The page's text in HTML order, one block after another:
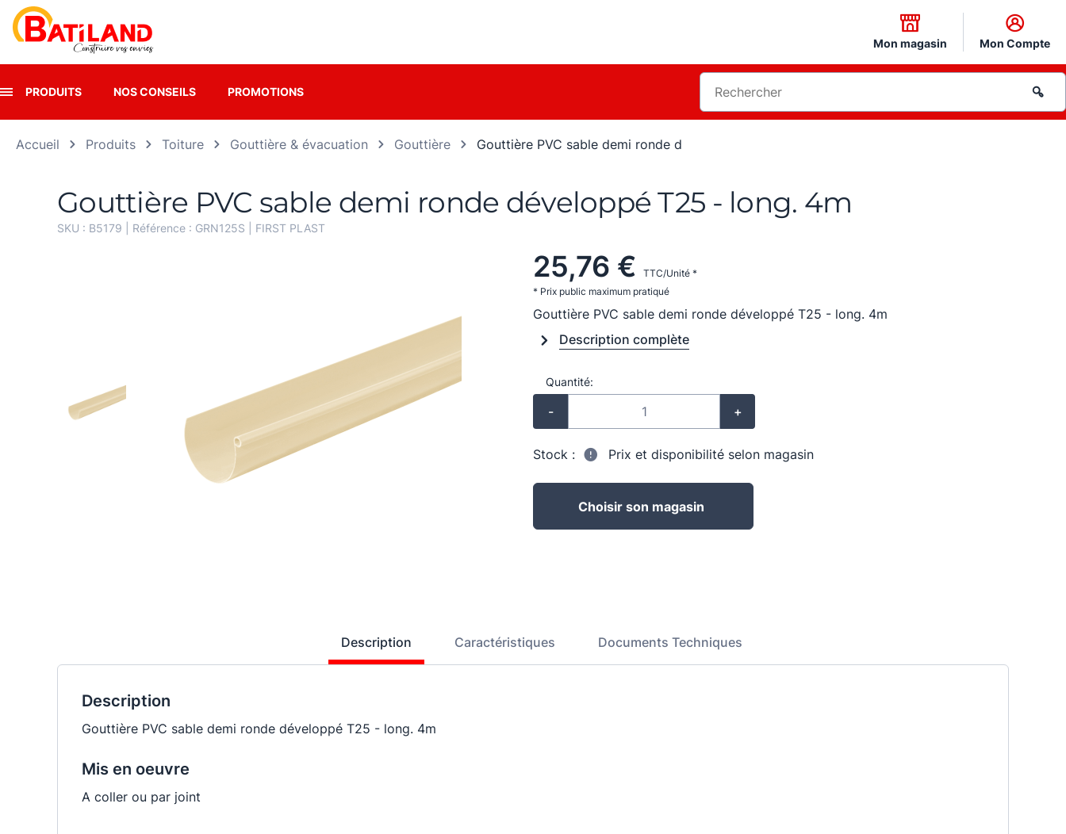
Mon magasin Mon Compte
PRODUITS NOS CONSEILS PROMOTIONS
Accueil Produits Toiture Gouttière & évacuation Gouttière Gouttière PVC sable demi ronde d
Gouttière PVC sable demi ronde développé T25 - long. 4m
SKU : B5179 | Référence : GRN125S FIRST PLAST
25,76 €
TTC/Unité *
* Prix public maximum pratiqué
Gouttière PVC sable demi ronde développé T25 - long. 4m
Description complète
Quantité:
- +
Stock : Prix et disponibilité selon magasin
Choisir son magasin
Description Caractéristiques Documents Techniques
Description
Gouttière PVC sable demi ronde développé T25 - long. 4m
Mis en oeuvre
A coller ou par joint
Panneau de gestion des cookies